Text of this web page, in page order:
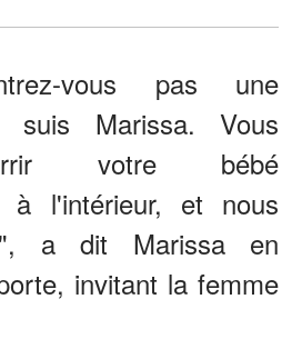
vous pas une
Marissa. Vous
votre bébé
à l'intérieur, et nous
a dit Marissa en
invitant la femme